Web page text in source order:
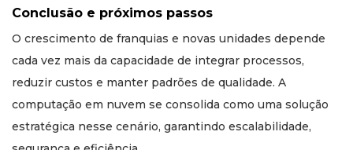
Conclusão e próximos passos
O crescimento de franquias e novas unidades depende
cada vez mais da capacidade de integrar processos,
reduzir custos e manter padrões de qualidade. A
computação em nuvem se consolida como uma solução
estratégica nesse cenário, garantindo escalabilidade,